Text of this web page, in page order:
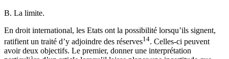
B. La limite.
En droit international, les Etats ont la possibilité lorsqu’ils signent,
ratifient un traité d’y adjoindre des réserves14. Celles-ci peuvent
avoir deux objectifs. Le premier, donner une interprétation